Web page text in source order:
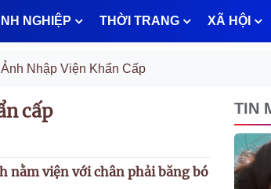
NGHIỆP THỜI TRANG XÃ HỘI
Nhập Viện Khẩn Cấp
cấp
nằm viện với chân phải băng bó
TIN